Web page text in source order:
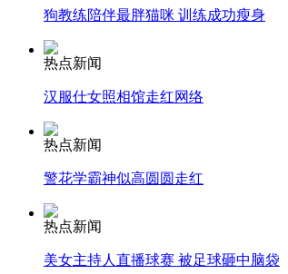
纽约上演“枕头大战”
狗教练陪伴最胖猫咪 训练成功瘦身
热点新闻
汉服仕女照相馆走红网络
热点新闻
警花学霸神似高圆圆走红
热点新闻
美女主持人直播球赛 被足球砸中脑袋